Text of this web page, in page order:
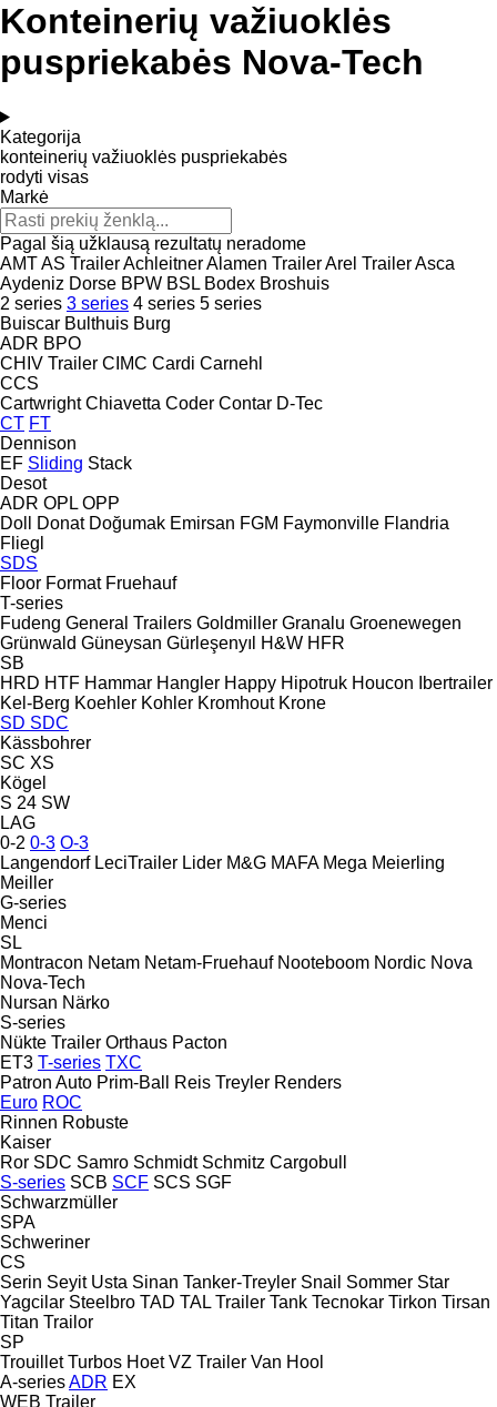
Konteinerių važiuoklės
puspriekabės Nova-Tech
Kategorija
konteinerių važiuoklės puspriekabės
rodyti visas
Markė
Pagal šią užklausą rezultatų neradome
AMTAS TrailerAchleitnerAlamen TrailerArel TrailerAsca
Aydeniz Dorse BPW BSL Bodex Broshuis
2 series 3 series 4 series 5 series
Buiscar Bulthuis Burg
ADR BPO
CHIV Trailer CIMC Cardi Carnehl
CCS
Cartwright Chiavetta Coder Contar D-Tec
CT FT
Dennison
EF Sliding Stack
Desot
ADR OPL OPP
Doll
Donat Doğumak Emirsan FGM Faymonville Flandria
Fliegl
SDS
Floor Format Fruehauf
T-series
Fudeng General Trailers Goldmiller Granalu Groenewegen
Grünwald Güneysan Gürleşenyıl H&W HFR
SB
HRD HTF Hammar Hangler Happy Hipotruk Houcon
Ibertrailer
Kel-Berg Koehler Kohler Kromhout Krone
SD SDC
Kässbohrer
SC XS
Kögel
S 24 SW
LAG
0-2 0-3 O-3
Langendorf LeciTrailer Lider M&G MAFA Mega Meierling
Meiller
G-series
Menci
SL
Montracon Netam Netam-Fruehauf Nooteboom Nordic Nova
Nova-Tech
Nursan Närko
S-series
Nükte Trailer Orthaus Pacton
ET3 T-series TXC
Patron Auto Prim-Ball Reis Treyler Renders
Euro ROC
Rinnen Robuste
Kaiser
Ror SDC Samro Schmidt Schmitz Cargobull
S-series SCB SCF SCS SGF
Schwarzmüller
SPA
Schweriner
CS
Serin Seyit Usta Sinan Tanker-Treyler Snail Sommer Star
Yagcilar Steelbro TAD TAL Trailer Tank Tecnokar Tirkon Tirsan
Titan Trailor
SP
Trouillet Turbos Hoet VZ Trailer Van Hool
A-seriesADR EX
WEB Trailer